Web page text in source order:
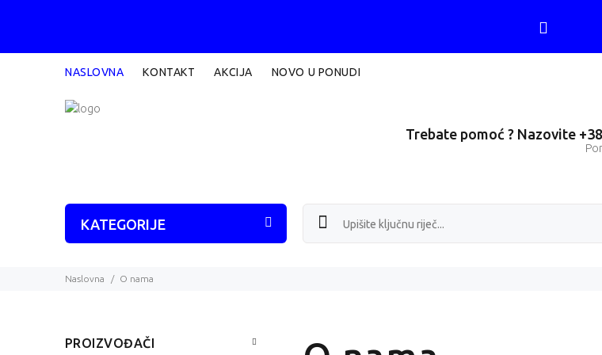
NASLOVNA KONTAKT AKCIJA NOVO U PONUDI
Trebate pomoć ? Nazovite
KATEGORIJE
Naslovna O nama
PROIZVOĐAČI